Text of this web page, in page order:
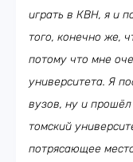
играть в КВН, я и
того, конечно же,
потому что мне
университета. Я
вузов, ну и
томский
потрясающее